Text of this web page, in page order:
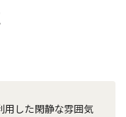
用した閑静な雰囲気